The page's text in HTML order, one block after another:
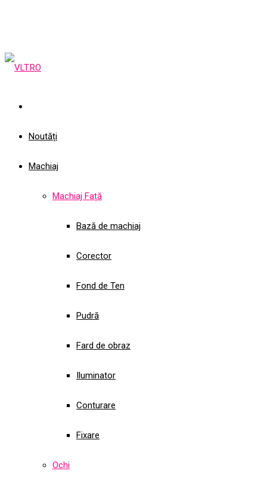
Noutăți
Machiaj
Machiaj Față
Bază de machiaj
Corector
Fond de Ten
Pudră
Fard de obraz
Iluminator
Conturare
Fixare
Ochi